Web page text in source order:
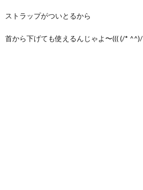
ストラップがついとるから
首から下げても使えるんじゃよ〜((( (/* ^^)/